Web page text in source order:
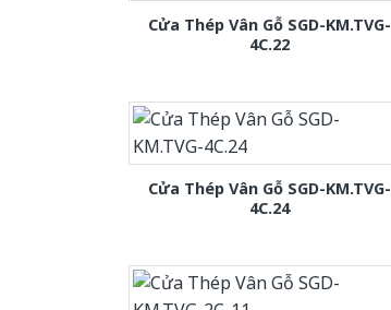
Cửa Thép Vân Gỗ SGD-KM.TVG-
4C.22
Cửa Thép Vân Gỗ SGD-KM.TVG-
4C.24